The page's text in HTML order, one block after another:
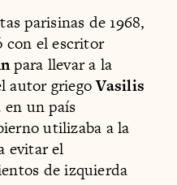
parisinas de 1968,
con el escritor
para llevar a la
autor griegoVasilis
en un país
utilizaba a la
evitar el
de izquierda